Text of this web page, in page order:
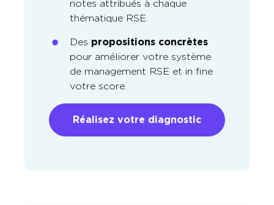
notes attribués à chaque
thématique RSE.
Des propositions concrètes
pour améliorer votre système
de management RSE et in fine
votre score.
Réalisez votre diagnostic